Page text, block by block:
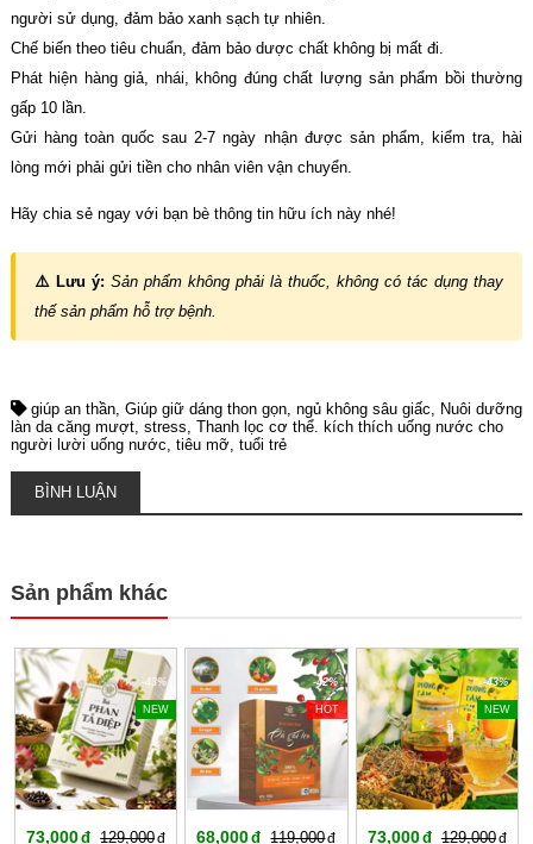
người sử dụng, đảm bảo xanh sạch tự nhiên.
Chế biến theo tiêu chuẩn, đảm bảo dược chất không bị mất đi.
Phát hiện hàng giả, nhái, không đúng chất lượng sản phẩm bồi thường
gấp 10 lần.
Gửi hàng toàn quốc sau 2-7 ngày nhận được sản phẩm, kiểm tra, hài
lòng mới phải gửi tiền cho nhân viên vận chuyển.
Hãy chia sẻ ngay với bạn bè thông tin hữu ích này nhé!
⚠️ Lưu ý: Sản phẩm không phải là thuốc, không có tác dụng thay
thế sản phẩm hỗ trợ bệnh.
giúp an thần Giúp giữ dáng thon gọn ngủ không sâu giấc
Nuôi dưỡng
làn da căng mượt stress Thanh lọc cơ thể. kích thích uống nước cho
người lười uống nước tiêu mỡ tuổi trẻ
BÌNH LUẬN
Sản phẩm khác
-43%
NEW
73,000 129,000
-42%
HOT
68,000 119,000
-43%
NEW
73,000 129,000